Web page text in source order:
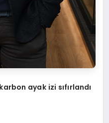
ayak izi sıfırlandı